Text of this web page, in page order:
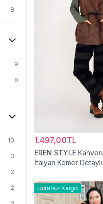
8
151
19
6
9
8
10
3
2
2
1.497,00TL
EREN STYLE
İtalyan Kemer
Ücretsiz Kargo